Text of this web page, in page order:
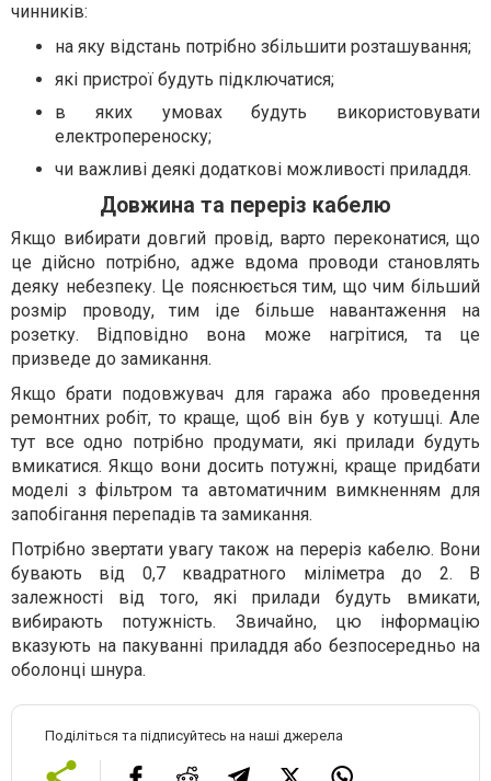
чинників:
на яку відстань потрібно збільшити розташування;
які пристрої будуть підключатися;
в яких умовах будуть використовувати
електропереноску;
чи важливі деякі додаткові можливості приладдя.
Довжина та переріз кабелю
Якщо вибирати довгий провід, варто переконатися, що
це дійсно потрібно, адже вдома проводи становлять
деяку небезпеку. Це пояснюється тим, що чим більший
розмір проводу, тим іде більше навантаження на
розетку. Відповідно вона може нагрітися, та це
призведе до замикання.
Якщо брати подовжувач для гаража або проведення
ремонтних робіт, то краще, щоб він був у котушці. Але
тут все одно потрібно продумати, які прилади будуть
вмикатися. Якщо вони досить потужні, краще придбати
моделі з фільтром та автоматичним вимкненням для
запобігання перепадів та замикання.
Потрібно звертати увагу також на переріз кабелю. Вони
бувають від 0,7 квадратного міліметра до 2. В
залежності від того, які прилади будуть вмикати,
вибирають потужність. Звичайно, цю інформацію
вказують на пакуванні приладдя або безпосередньо на
оболонці шнура.
Поділіться та підписуйтесь на наші джерела